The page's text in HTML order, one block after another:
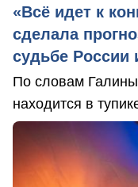
«Всё идет к
сделала
судьбе России
По словам
находится в